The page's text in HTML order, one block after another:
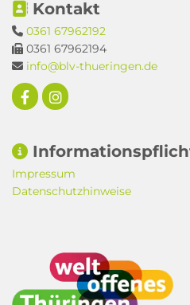
 Kontakt
 0361 67962192
 0361 67962194
 info@blv-thueringen.de

Impressum
Datenschutzhinweise